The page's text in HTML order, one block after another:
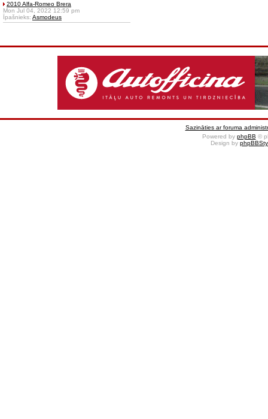
2010 Alfa-Romeo Brera
Mon Jul 04, 2022 12:59 pm
Īpašnieks: Asmodeus
Sazināties ar foruma
Powered by phpBB ©
Design by